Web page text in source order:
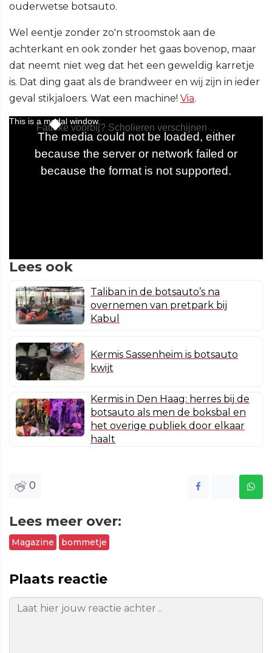
ouderwetse botsauto.
Wel eentje zonder zo'n stroomstok aan de
achterkant en ook zonder het gaas bovenop, maar
dat neemt niet weg dat het een geweldig karretje
is. Dat ding gaat als de brandweer en wij zijn in ieder
geval stikjaloers. Wat een machine! Via.
Lees ook
Taliban in de botsauto’s na
overnemen van pretpark bij
Kabul
Kermis Sassenheim is botsauto
kwijt
Kermis in Den Haag: herres bij de
botsauto als men de boksbal en
het overige publiek door elkaar
haalt
0
Lees meer over:
Magazine bommetje
Plaats reactie